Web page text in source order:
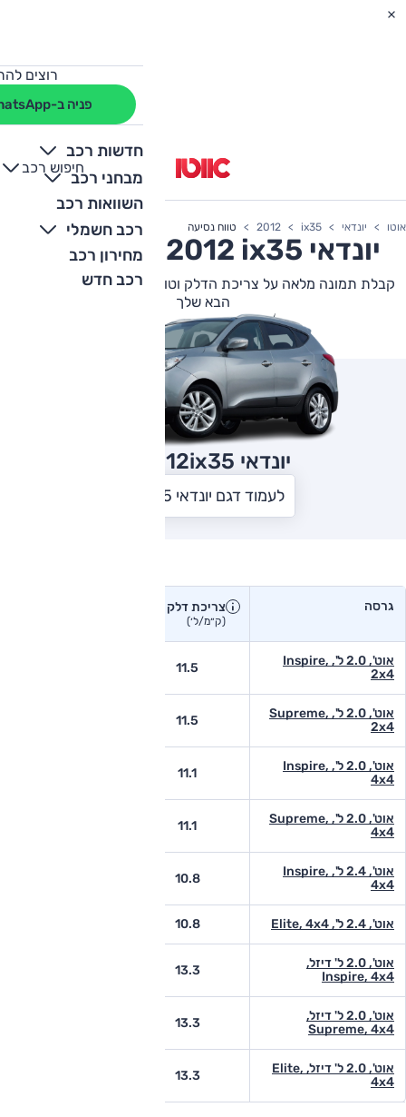
רוצים
פניה ב-WhatsApp
חדשות רכב
מבחני רכב
השוואות רכב
רכב חשמלי
מחירון רכב
רכב חדש
חיפוש רכב
+
-
אוטו יונדאי ix35
2012 טווח נסיעה
יונדאי ix35
הבא שלך
יונדאי ix35 2012
לעמוד דגם יונדאי ix35
גרסה צריכת דלק יצרן
(ק״מ/ל׳)
אוט', 2.0 ל', Inspire,
2x4
11.5
אוט', 2.0 ל', Supreme,
2x4
11.5
אוט', 2.0 ל', Inspire,
4x4
11.1
אוט', 2.0 ל', Supreme,
4x4
11.1
אוט', 2.4 ל', Inspire,
4x4
10.8
אוט', 2.4 ל', Elite, 4x4 10.8
אוט', 2.0 ל' דיזל,
Inspire, 4x4
13.3
אוט', 2.0 ל' דיזל,
Supreme, 4x4
13.3
אוט', 2.0 ל' דיזל, Elite,
4x4
13.3